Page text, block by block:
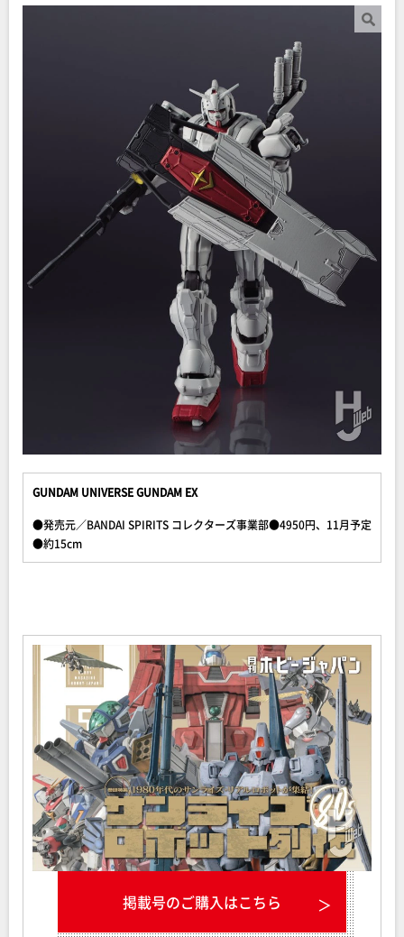
GUNDAM UNIVERSE GUNDAM EX
●発売元／BANDAI SPIRITS コレクターズ事業部●4950円、11月予定
●約15cm
掲載号のご購入はこちら